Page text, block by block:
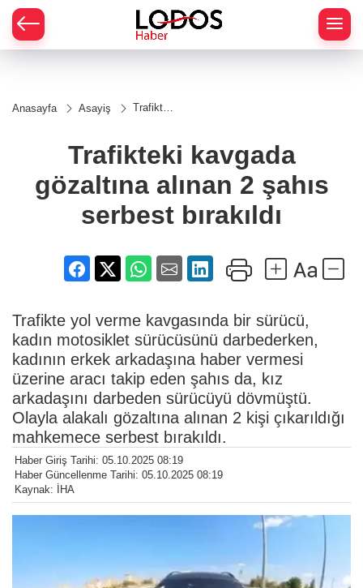
Anasayfa Asayiş
Trafikteki
alınan 2
şahıs
bırakıldı
Trafikteki kavgada
gözaltına alınan 2 şahıs
serbest bırakıldı
Trafikte yol verme kavgasında bir sürücü,
kadın motosiklet sürücüsünü darbederken,
kadının erkek arkadaşına haber vermesi
üzerine aracı takip eden şahıs da, kız
arkadaşını darbeden sürücüyü dövmüştü.
Olayla alakalı gözaltına alınan 2 kişi çıkarıldığı
mahkemece serbest bırakıldı.
Haber Giriş Tarihi: 05.10.2025 08:19
Haber Güncellenme Tarihi: 05.10.2025 08:19
Kaynak: İHA